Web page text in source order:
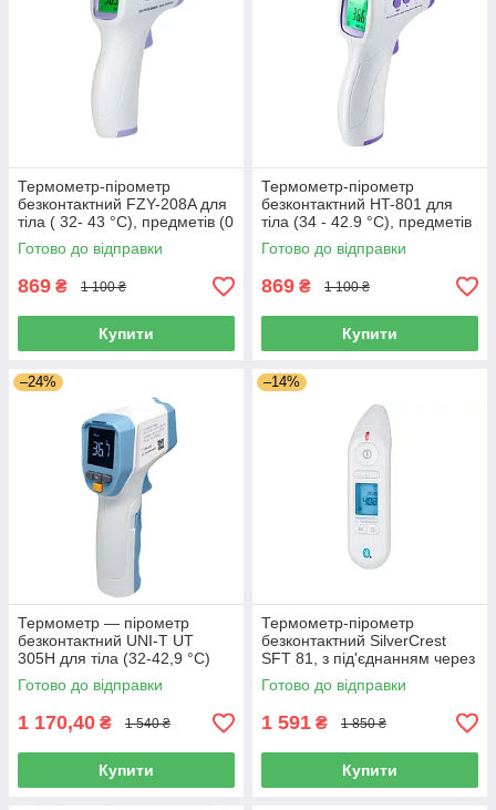
Термометр-пірометр
безконтактний FZY-208A для
тіла ( 32- 43 °C), предметів (0
+ 100 °C)
Готово до відправки
869 ₴ 1 100 ₴
Купити
Термометр-пірометр
безконтактний HT-801 для
тіла (34 - 42.9 °C), предметів
(0 + 100 °C)
Готово до відправки
869 ₴ 1 100 ₴
Купити
–24%
Термометр — пірометр
безконтактний UNI-T UT
305H для тіла (32-42,9 °C)
Готово до відправки
1 170,40 ₴ 1 540 ₴
Купити
–14%
Термометр-пірометр
безконтактний SilverCrest
SFT 81, з під'єднанням через
Bluetooth до смартфона
Готово до відправки
1 591 ₴ 1 850 ₴
Купити